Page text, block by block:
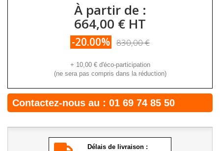
À partir de :
664,00 € HT
-20.00% 830,00 €
+ 10,00 €d'éco-participation
(ne sera pas compris dans la réduction)
Contactez-nous au : 01 69 74 85 50
Délais de livraison :